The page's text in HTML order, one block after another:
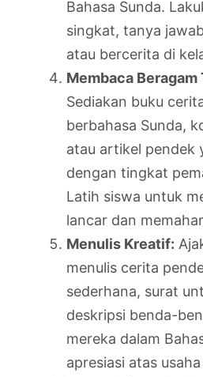
Bahasa Sunda.
singkat, tanya
atau bercerita di
Membaca Beragam
Sediakan buku
berbahasa Sunda,
atau artikel pendek
dengan tingkat
Latih siswa untuk
lancar dan
Menulis Kreatif:
menulis cerita
sederhana, surat
deskripsi benda-
mereka dalam
apresiasi atas